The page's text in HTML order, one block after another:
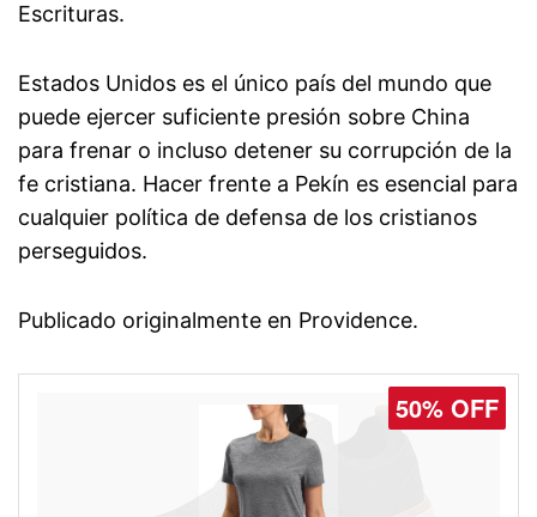
Escrituras.
Estados Unidos es el único país del mundo que
puede ejercer suficiente presión sobre China
para frenar o incluso detener su corrupción de la
fe cristiana. Hacer frente a Pekín es esencial para
cualquier política de defensa de los cristianos
perseguidos.
Publicado originalmente en Providence.
50% OFF